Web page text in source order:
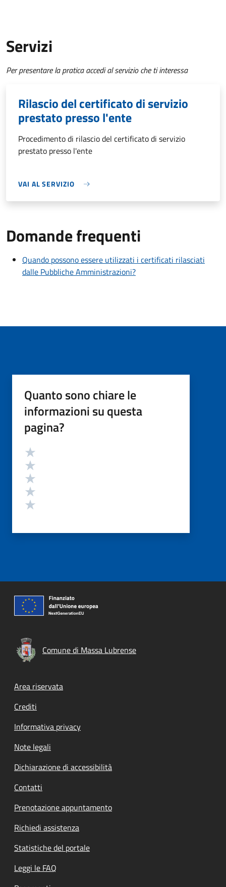
Servizi
Per presentare la pratica accedi al servizio che ti interessa
Rilascio del certificato di servizio
prestato presso l'ente
Procedimento di rilascio del certificato di servizio
prestato presso l'ente
VAI AL SERVIZIO
Domande frequenti
Quando possono essere utilizzati i certificati rilasciati
dalle Pubbliche Amministrazioni?
Quanto sono chiare le
informazioni su questa
pagina?
Valutazione
Comune di Massa Lubrense
Footer menu
Area riservata
Crediti
Informativa privacy
Note legali
Dichiarazione di accessibilità
Contatti
Prenotazione appuntamento
Richiedi assistenza
Statistiche del portale
Leggi le FAQ